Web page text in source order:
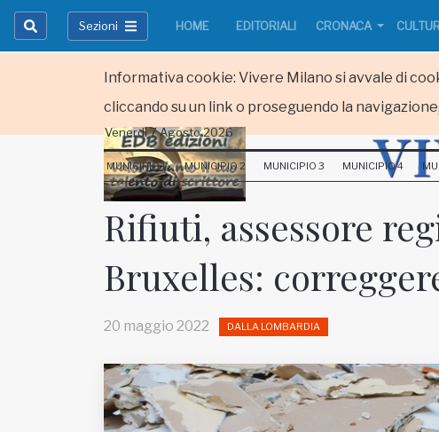
Informativa cookie: Vivere Milano si avvale di
cliccando su un link o proseguendo la
Sezioni HOME EDITORIALI CRONACA
Inviateci le vostre segnalazioni
Iscriviti alla newsletter
www.viveremilano.info
Fondato e diretto da Enzo De
Venerdi 7 Agosto 2026
MUNICIPIO 1 MUNICIPIO 2 MUNICIPIO 3 MUNICIPIO 4
Rifiuti, assessore
Bruxelles:
20 maggio 2022 DALLA LOMBARDIA